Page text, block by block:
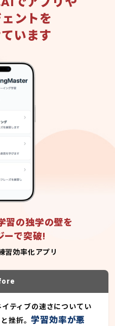
ントを
います
習の独学の壁を
ーで突破!
習効率化アプリ
ティブの速さについてい
と挫折。学習効率が悪